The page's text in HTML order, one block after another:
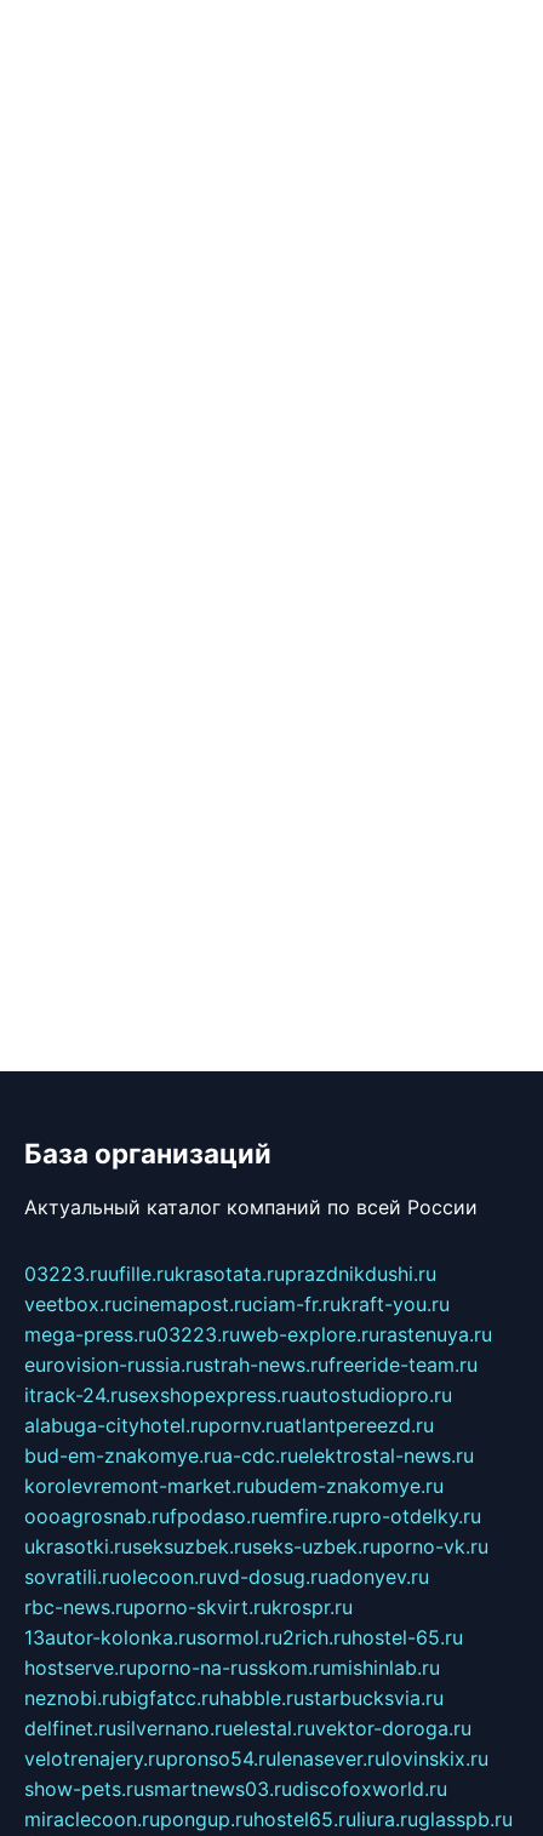
База организаций
Актуальный каталог компаний по всей России
03223.ruufille.rukrasotata.ruprazdnikdushi.ru
veetbox.rucinemapost.ruciam-fr.rukraft-you.ru
mega-press.ru03223.ruweb-explore.rurastenuya.ru
eurovision-russia.rustrah-news.rufreeride-team.ru
itrack-24.rusexshopexpress.ruautostudiopro.ru
alabuga-cityhotel.rupornv.ruatlantpereezd.ru
bud-em-znakomye.rua-cdc.ruelektrostal-news.ru
korolevremont-market.rubudem-znakomye.ru
oooagrosnab.rufpodaso.ruemfire.rupro-otdelky.ru
ukrasotki.ruseksuzbek.ruseks-uzbek.ruporno-vk.ru
sovratili.ruolecoon.ruvd-dosug.ruadonyev.ru
rbc-news.ruporno-skvirt.rukrospr.ru
13autor-kolonka.rusormol.ru2rich.ruhostel-65.ru
hostserve.ruporno-na-russkom.rumishinlab.ru
neznobi.rubigfatcc.ruhabble.rustarbucksvia.ru
delfinet.rusilvernano.ruelestal.ruvektor-doroga.ru
velotrenajery.rupronso54.rulenasever.rulovinskix.ru
show-pets.rusmartnews03.rudiscofoxworld.ru
miraclecoon.rupongup.ruhostel65.ruliura.ruglasspb.ru